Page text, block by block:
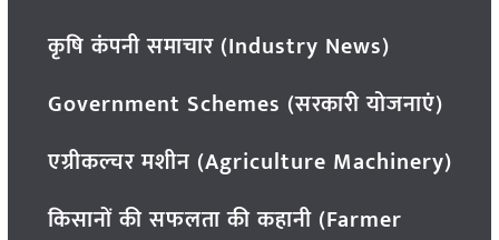
कृषि कंपनी समाचार (Industry News)
Government Schemes (सरकारी योजनाएं)
एग्रीकल्चर मशीन (Agriculture Machinery)
किसानों की सफलता की कहानी (Farmer